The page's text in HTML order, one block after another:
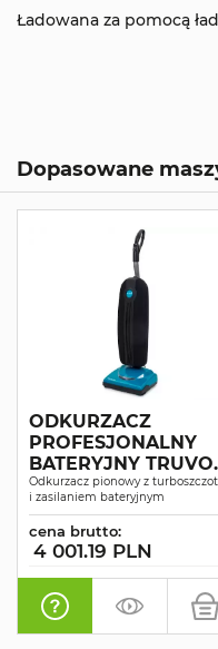
Ładowana za pomocą
Dopasowane
ODKURZACZ
PROFESJONALNY
BATERYJNY
VALET BATTERY
UPRIGHT II
Odkurzacz pionowy z
i zasilaniem bateryjnym
cena brutto:
4 001.19 PLN